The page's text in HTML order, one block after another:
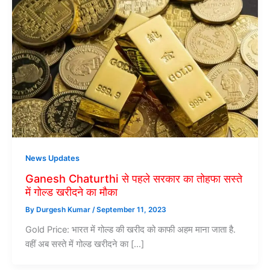
News Updates
Ganesh Chaturthi से पहले सरकार का तोहफा सस्ते
में गोल्ड खरीदने का मौका
By Durgesh Kumar /September 11, 2023
Gold Price: भारत में गोल्ड की खरीद को काफी अहम माना जाता है.
वहीं अब सस्ते में गोल्ड खरीदने का […]